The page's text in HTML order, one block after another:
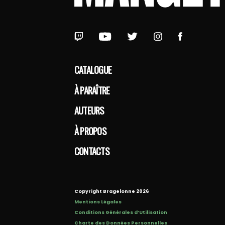
CATALOGUE
À PARAÎTRE
AUTEURS
À PROPOS
CONTACTS
Copyright Bragelonne 2026
Mentions Légales
Conditions Générales d’Utilisation
Charte des Données Personnelles